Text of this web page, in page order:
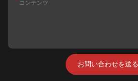
コンテンツ
お問い合わせを送る